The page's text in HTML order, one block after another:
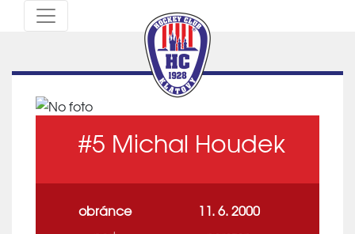
#5 Michal Houdek
obránce 11. 6. 2000